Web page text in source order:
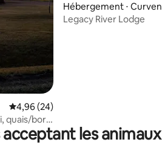
Évaluation moyenne sur la base de
4,96 (24)
quais/bord
Hébergement ⋅
Legacy River Lodge
les